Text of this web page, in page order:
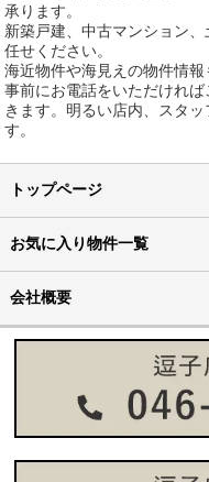
承ります。
新築戸建、中古マンション
任せください。
海近物件や海見えの物件情報
事前にお電話をいただけれ
きます。明るい店内、スタ
す。
トップページ
お気に入り物件一覧
会社概要